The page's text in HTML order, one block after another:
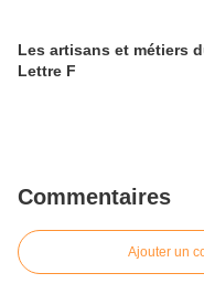
Les artisans et métiers
Lettre F
Commentaires
Ajouter un